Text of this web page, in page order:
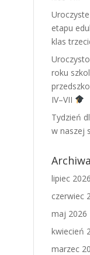
etapu
klas
roku
IV–VII
Tydzień
w naszej
Archiwa
lipiec 2026
czerwiec
maj 2026
kwiecień
marzec